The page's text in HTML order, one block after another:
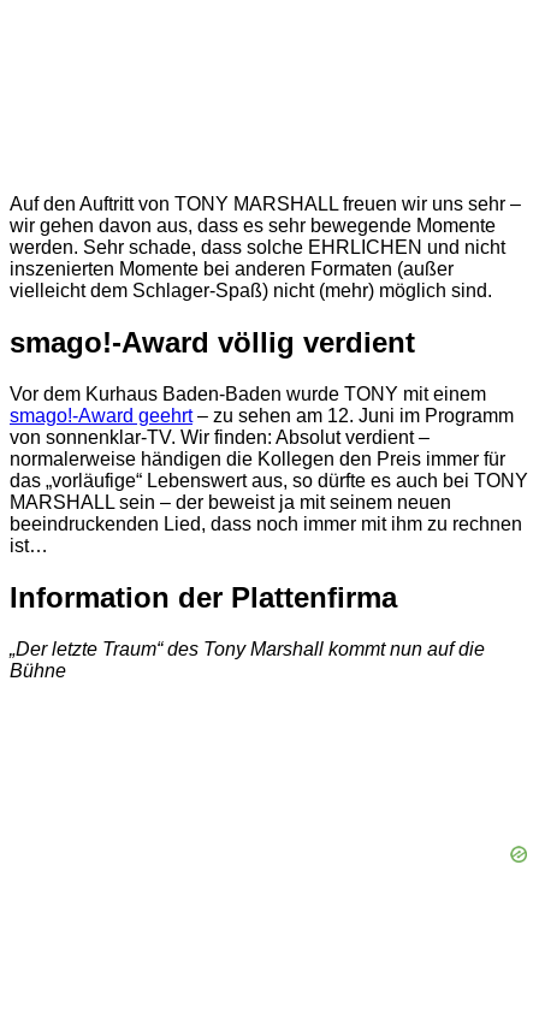
Auf den Auftritt von TONY MARSHALL freuen wir uns sehr –
wir gehen davon aus, dass es sehr bewegende Momente
werden. Sehr schade, dass solche EHRLICHEN und nicht
inszenierten Momente bei anderen Formaten (außer
vielleicht dem Schlager-Spaß) nicht (mehr) möglich sind.
smago!-Award völlig verdient
Vor dem Kurhaus Baden-Baden wurde TONY mit einem
smago!-Award geehrt– zu sehen am 12. Juni im Programm
von sonnenklar-TV. Wir finden: Absolut verdient –
normalerweise händigen die Kollegen den Preis immer für
das „vorläufige“ Lebenswert aus, so dürfte es auch bei TONY
MARSHALL sein – der beweist ja mit seinem neuen
beeindruckenden Lied, dass noch immer mit ihm zu rechnen
ist…
Information der Plattenfirma
„Der letzte Traum“ des Tony Marshall kommt nun auf die
Bühne